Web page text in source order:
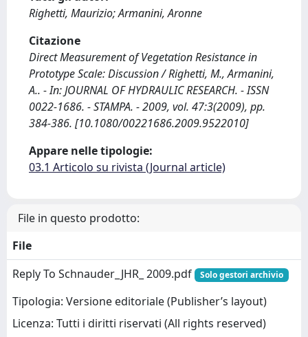
Righetti, Maurizio; Armanini, Aronne
Citazione
Direct Measurement of Vegetation Resistance in
Prototype Scale: Discussion / Righetti, M., Armanini,
A.. - In: JOURNAL OF HYDRAULIC RESEARCH. - ISSN
0022-1686. - STAMPA. - 2009, vol. 47:3(2009), pp.
384-386. [10.1080/00221686.2009.9522010]
Appare nelle tipologie:
03.1 Articolo su rivista (Journal article)
File in questo prodotto:
File
Reply To Schnauder_JHR_ 2009.pdf
Solo gestori archivio
Tipologia: Versione editoriale (Publisher’s layout)
Licenza: Tutti i diritti riservati (All rights reserved)